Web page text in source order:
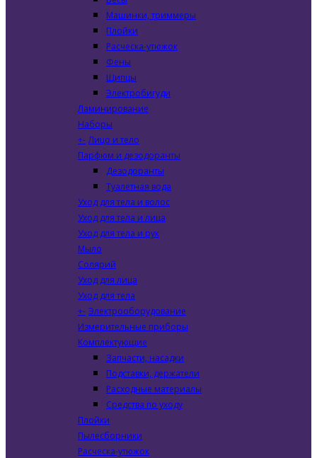
Машинки, триммеры
Плойки
Расческа-утюжок
Фены
Щипцы
Электробигуди
Ламинирование
Наборы
+- Лицо и тело
Парфюм и дезодоранты
Дезодоранты
Туалетная вода
Уход для тела и волос
Уход для тела и лица
Уход для тела и рук
Мыло
Солярий
Уход для лица
Уход для тела
+- Электрооборудование
Измерительные приборы
Комплектующие
Запчасти, насадки
Подставки, держатели
Расходные материалы
Средства по уходу
Плойки
Пылесборники
Расческа-утюжок